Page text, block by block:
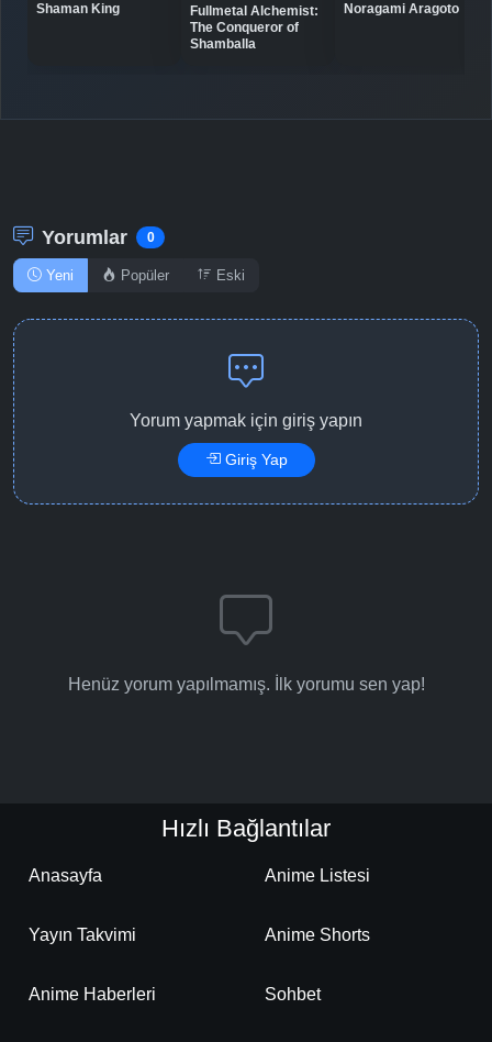
Shaman King
Fullmetal Alchemist:
The Conqueror of
Shamballa
Noragami Aragoto
Yorumlar 0
Yeni Popüler Eski
Yorum yapmak için giriş yapın
Giriş Yap
Henüz yorum yapılmamış. İlk yorumu sen yap!
Hızlı Bağlantılar
Anasayfa Anime Listesi
Yayın Takvimi Anime Shorts
Anime Haberleri Sohbet